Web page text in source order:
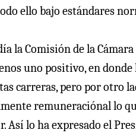
ello bajo estándares
la Comisión de la
uno positivo, en
carreras, pero por otro
remuneraciónal lo
lo ha expresado el